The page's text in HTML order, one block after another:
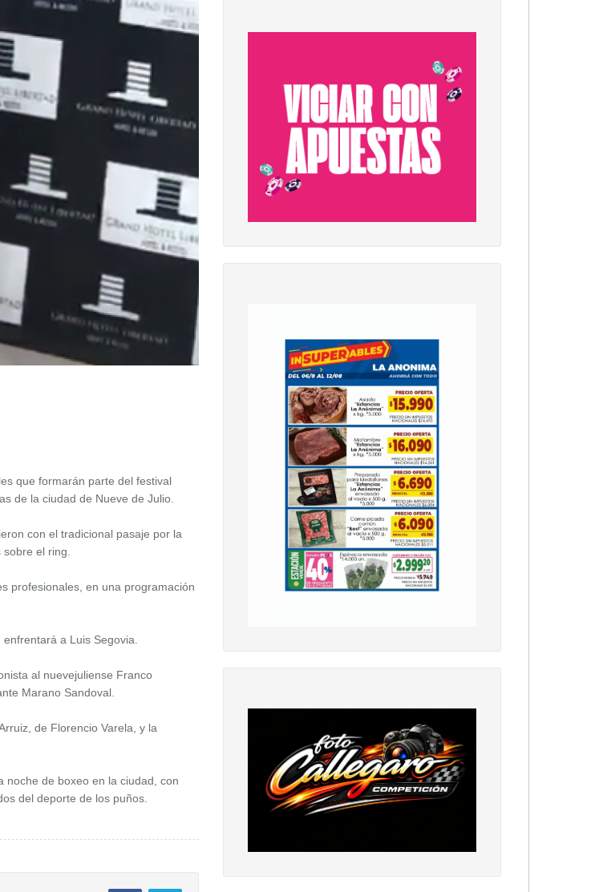
que formarán parte del festival
de la ciudad de Nueve de Julio.
con el tradicional pasaje por la
el ring.
profesionales, en una programación
a Luis Segovia.
al nuevejuliense Franco
Marano Sandoval.
de Florencio Varela, y la
noche de boxeo en la ciudad, con
del deporte de los puños.